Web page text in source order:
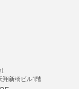
新橋ビル1階